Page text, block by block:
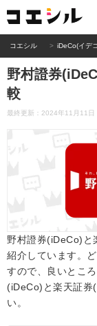
コエシル iDeCo(イデ
野村證券
較
最終更新：2024年11月11
野村證券(iDeCo)と
紹介しています。
すので、良いとこ
(iDeCo)と楽天証券
い。